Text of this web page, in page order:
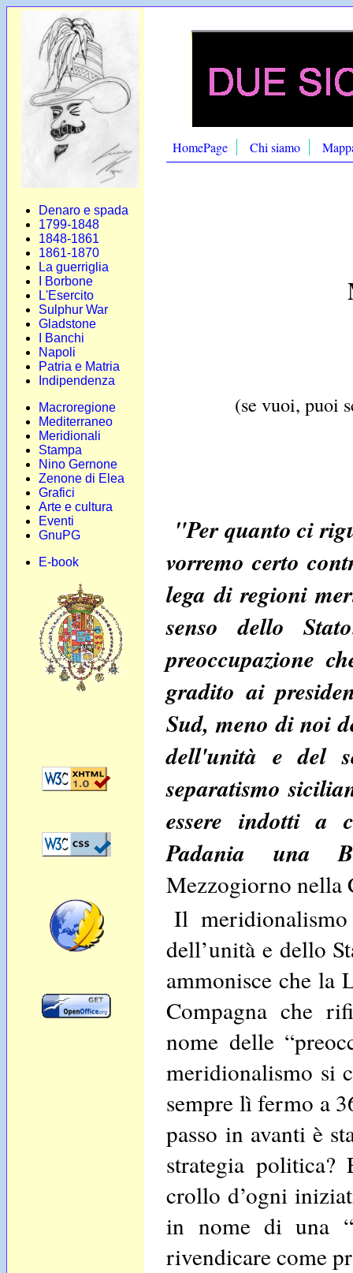
Denaro e spada
1799-1848
1848-1861
1861-1870
La guerriglia
I Borbone
L'Esercito
Sulphur War
Gladstone
I Banchi
Napoli
Patria e Matria
Indipendenza
Macroregione
Mediterraneo
Meridionali
Stampa
Nino Gernone
Zenone di Elea
Grafici
Arte e cultura
Eventi
GnuPG
E-book
HomePage Chi siamo
(se vuoi, puoi
"Per quanto ci
vorremo certo
lega di regioni
senso dello
preoccupazione
gradito ai
Sud, meno di noi
dell'unità e del
separatismo
essere indotti a
Padania una
Mezzogiorno nella
Il
dell’unità e dello
ammonisce che la
Compagna che
nome delle
meridionalismo si
sempre lì fermo a
passo in avanti è
strategia politica?
crollo d’ogni
in nome di una
rivendicare come